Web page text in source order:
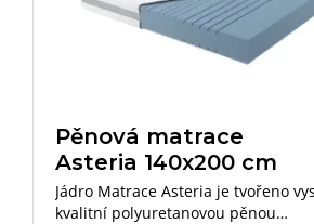
Pěnová matrace
Asteria 140x200 cm
Jádro Matrace Asteria je tvořeno
kvalitní polyuretanovou pěnou